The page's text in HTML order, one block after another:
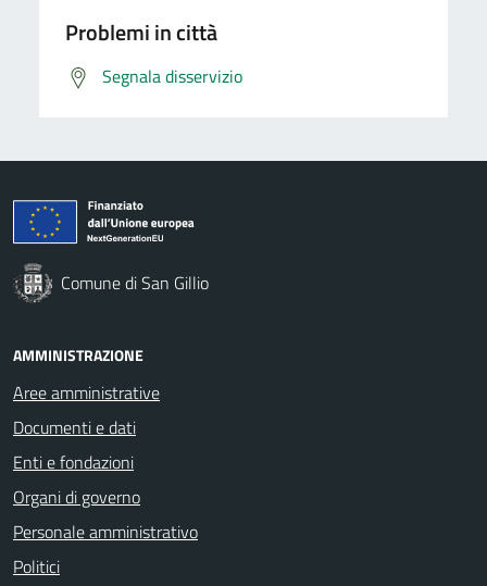
Problemi in città
Segnala disservizio
Comune di San Gillio
AMMINISTRAZIONE
Aree amministrative
Documenti e dati
Enti e fondazioni
Organi di governo
Personale amministrativo
Politici